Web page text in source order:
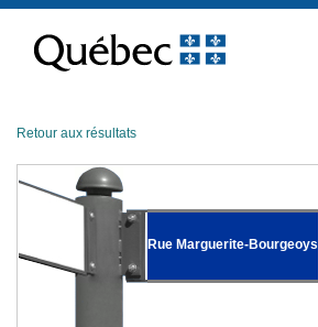
contenu
Retour aux résultats
Rue Marguerite-Bourgeoys